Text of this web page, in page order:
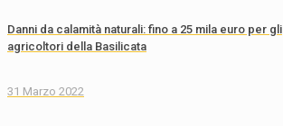
Danni da calamità naturali: fino a 25 mila euro per gli
agricoltori della Basilicata
31 Marzo 2022